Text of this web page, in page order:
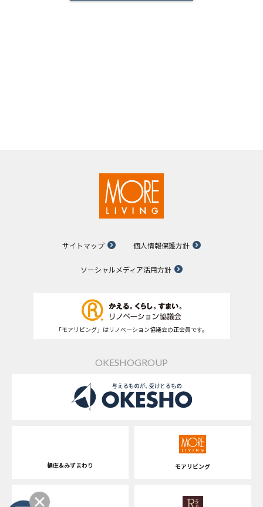
サイトマップ 個人情報保護方針
ソーシャルメディア活用方針
「モアリビング」はリノベーション協議会の正会員です。
OKESHOGROUP
桶庄&みずまわり モアリビング